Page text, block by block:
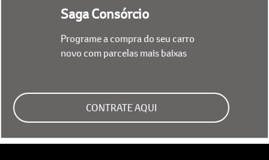
Programe a compra do seu carro
novo com parcelas mais baixas